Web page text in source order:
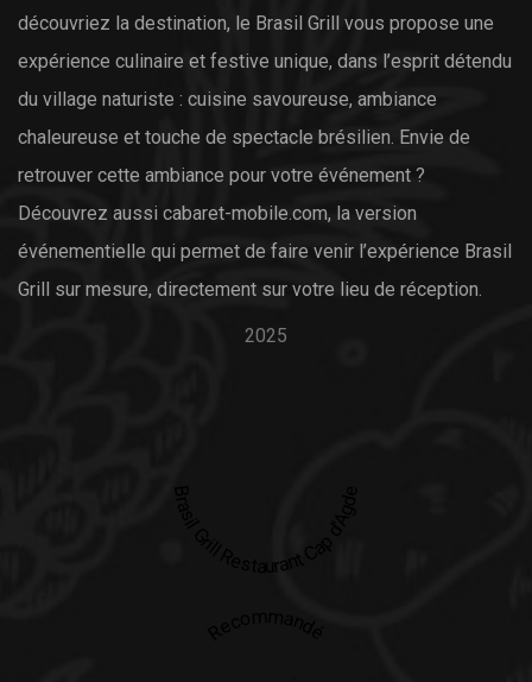
découvriez la destination, le Brasil Grill vous propose une
expérience culinaire et festive unique, dans l’esprit détendu
du village naturiste : cuisine savoureuse, ambiance
chaleureuse et touche de spectacle brésilien. Envie de
retrouver cette ambiance pour votre événement ?
Découvrez aussi cabaret-mobile.com, la version
événementielle qui permet de faire venir l’expérience Brasil
Grill sur mesure, directement sur votre lieu de réception.
2025
Brasil Grill Restaurant Cap d'Agde
Recommandé